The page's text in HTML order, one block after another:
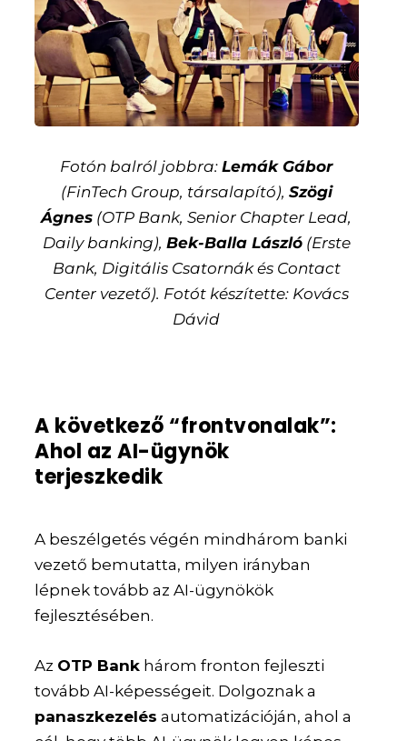
Fotón balról jobbra:Lemák Gábor
(FinTech Group, társalapító), Szögi
Ágnes (OTP Bank, Senior Chapter Lead,
Daily banking), Bek-Balla László(Erste
Bank, Digitális Csatornák és Contact
Center vezető). Fotót készítette: Kovács
Dávid
A következő “frontvonalak”:
Ahol az AI-ügynök
terjeszkedik
A beszélgetés végén mindhárom banki
vezető bemutatta, milyen irányban
lépnek tovább az AI-ügynökök
fejlesztésében.
Az OTP Bank három fronton fejleszti
tovább AI-képességeit. Dolgoznak a
panaszkezelés automatizációján, ahol a